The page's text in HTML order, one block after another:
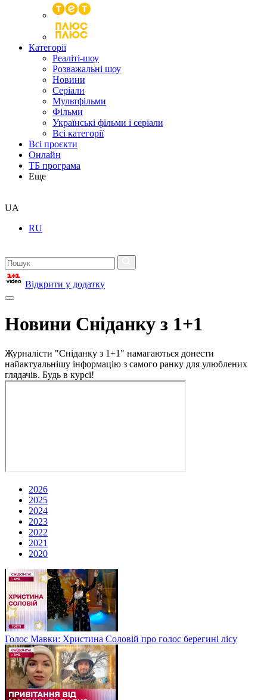
Категорії
Реаліті-шоу
Розважальні шоу
Новини
Серіали
Мультфільми
Фільми
Українські фільми і серіали
Всі категорії
Всі проєкти
Онлайн
ТБ програма
Еще
UA
RU
Відкрити у додатку
Новини Сніданку з 1+1
Журналісти "Сніданку з 1+1" намагаються донести
найактуальнішу інформацію з самого ранку для улюблених
глядачів. Будь в курсі!
2026
2025
2024
2023
2022
2021
2020
Голос Мавки: Христина Соловій про голос берегині лісу